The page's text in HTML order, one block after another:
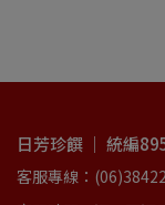
日芳珍饌 ｜ 統編
客服專線：